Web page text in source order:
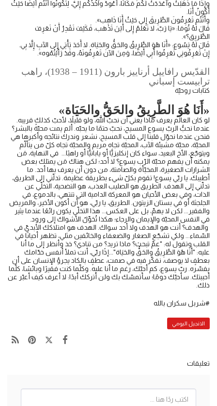
وإِذَا مَا ذَهَبْتُ وأَعْدَدْتُ لَكُم مَكَانًا، أَعُودُ وآخُذُكُم إِليَّ، لِتَكُونُوا أَنْتُم أَيْضًا حَيْثُ
أَكُونُ أَنَا.
وأَنْتُم تَعْرِفُونَ الطَّرِيقَ إِلى حَيْثُ أَنَا ذَاهِب».
قَالَ لَهُ تُومَا: «يَا رَبّ، لا نَعْلَمُ إِلى أَيْنَ تَذْهَب، فَكَيْفَ نَقْدِرُ أَنْ نَعْرِفَ
الطَّريق؟».
قَالَ لَهُ يَسُوع: «أَنَا هُوَ الطَّرِيقُ والحَقُّ والحَيَاة. لا أَحَدَ يَأْتِي إِلى الآبِ إِلاَّ بِي.
إِنْ تَعْرِفُونِي تَعْرِفُوا أَبِي أَيْضًا، وَمِنَ الآنَ تَعْرِفُونَهُ، وقَدْ رَأَيْتُمُوه».
القدّيس رافاييل أرناييز بارون (1911 – 1938)، راهب
ترابيست إسباني
كتابات روحيّة
«أَنَا هُوَ الطَّرِيقُ والحَقُّ والحَيَاة»
لو كان العالم يعرف ماذا يعني أن نحبّ الله، ولو قليلاً، لأحبّ كذلك قريبه.
عندما نحبُّ الربّ يسوع المسيح، نحبّ حتمًا ما يحبّه. ألم يمت محبّةً بالبشر؟
فنحن عندما نحوّل قلبنا إلى قلب المسيح، نشعر وندرك نتائجه وأكبرها هي
المحبّة، محبّة مشيئة الآب، المحبّة تجاه مريم والمحبّة تجاه كلّ من يتألّم
ويتوجّع، الأخ البعيد، سواء كان إنكليزيًّا أو يابانيًّا أو راهبًا... في النهاية، مَن
يمكنه أن يفهم محبّة الرّب يسوع؟ لا أحد؛ لكن هناك مَن يمتلك بعض
الشرارات الصغيرة، المخبّأة والصامتة، من دون أن يعرف بها أحد. ما
أطيبك، يا ربّي يسوع! تقوم بكلّ شيء بطريقة عظيمة. تدلّني إلى الطريق،
تدلّني إلى الهدف. الطريق هو الصليب العذب، هو التضحية، التخلّي عن
الذات، وفي بعض الأحيان هو المعركة الدامية التي تنتهي، بالدموع، في
الجلجثة أو في بستان الزيتون. الطريق، يا ربّي، هو أن أكون الأخير، والمريض
والفقير... لكن لا يهمّ، بل على العكس... هذا التخلّي يكون رائعًا عندما يثير
في النفس المحبّة والإيمان والرجاء؛ هكذا تُحَوِّلُ الأشواك إلى ورود.
والهدف؟ أنت هو الهدف ولا أحد سواك. الهدف هو امتلاكك الأبديّ في
السّماء... ولكي تشجّع الصغار والضعفاء والخائفين مثلي، تظهر أحيانًا في
القلب وتقول له: "عمّ تبحث؟ ماذا تريد؟ من تنادي؟ خذ وأنظر إلى ما أنا
عليه: "أَنَا هُوَ الطَّرِيقُ والحَقُّ والحَيَاة"...إذًا ربّي، أنت تملأ أنفس خدّامك
بعطفٍ لا يوصف، نفكّر فيه في صمت، عطفٍ بالكاد يجرؤ الإنسان على أن
يفسّره. ربّ يسوع، كم أحبّك، رغم ما أنا عليه. وكلّما كنت فقيرًا وبائسًا، كلّما
أحببتك. سأحبّك دومًا؛ سأتمسّك بك ولن أتركك أبدًا: لا أعرف كيف أعبّر عن
ذلك.
#شربل سكران بالله
الانجيل اليومي
تعليقات